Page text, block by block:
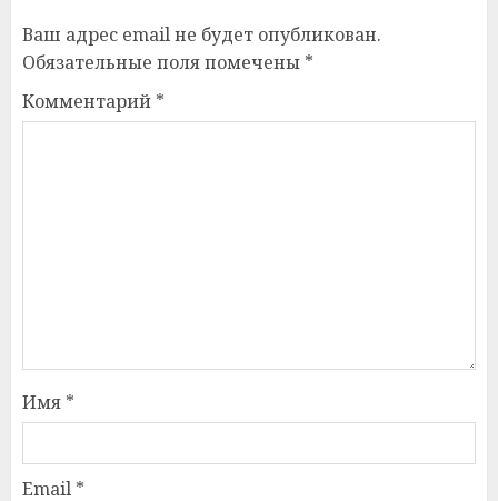
Ваш адрес email не будет опубликован.
Обязательные поля помечены *
Комментарий *
Имя *
Email *